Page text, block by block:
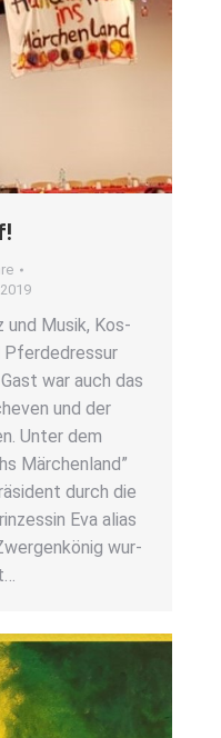
und Musik, Kos­
war auch das
und der
Unter dem
Mär­chen­land”
durch die
Eva ali­as
wur­